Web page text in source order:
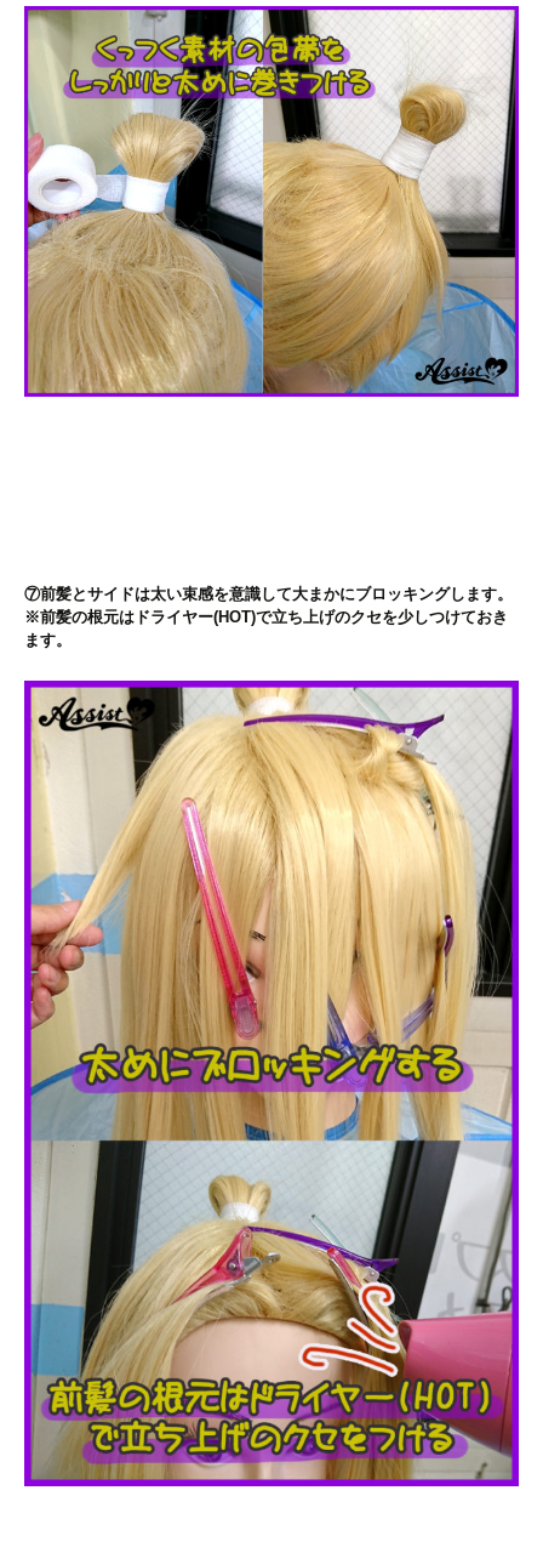
⑦前髪とサイドは太い束感を意識して大まかにブロッキングします。
※前髪の根元はドライヤー(HOT)で立ち上げのクセを少しつけておき
ます。